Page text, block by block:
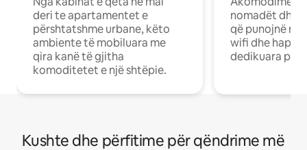
deri te apartamentet e
përshtatshme urbane, këto
ambiente të mobiluara me
qira kanë të gjitha
komoditetet e një shtëpie.
nomadët dhe
që punojnë në
wifi dhe
dedikuara
Kushte dhe përfitime për qëndrime më